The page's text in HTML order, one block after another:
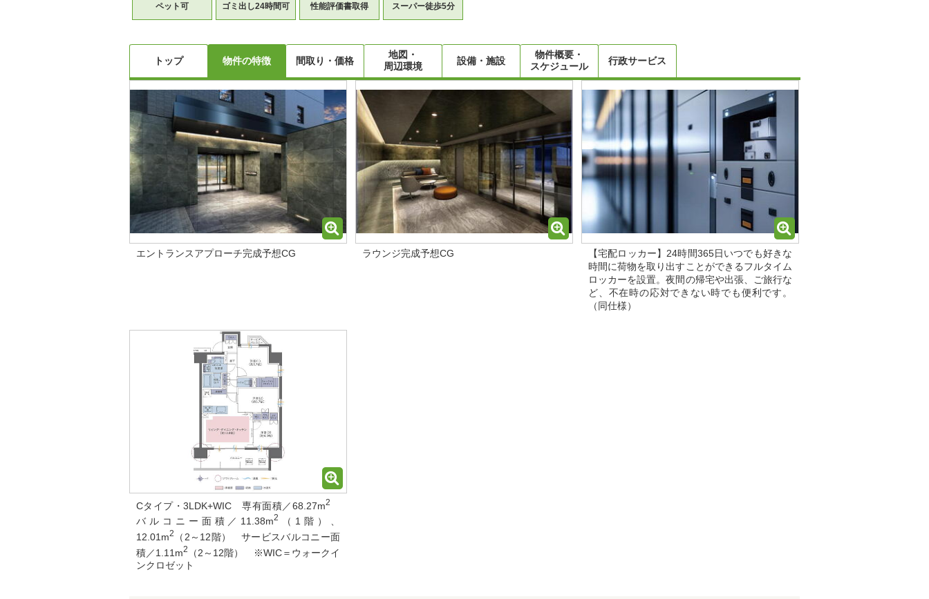
ペット可 ゴミ出し24時間可 性能評価書取得 スーパー徒歩5分
トップ 物件の特徴 間取り・価格
地図・
周辺環境
設備・施設
物件概要・
スケジュール
行政サービス
エントランスアプローチ完成予想CG ラウンジ完成予想CG
【宅配ロッカー】24時間365日いつでも好きな
時間に荷物を取り出すことができるフルタイム
ロッカーを設置。夜間の帰宅や出張、ご旅行な
ど、不在時の応対できない時でも便利です。
（同仕様）
Cタイプ・3LDK+WIC 専有面積／68.27m2
バルコニー面積／11.38m2
（1階）、
12.01m2
（2～12階） サービスバルコニー面
積／1.11m2
（2～12階） ※WIC＝ウォークイ
ンクロゼット